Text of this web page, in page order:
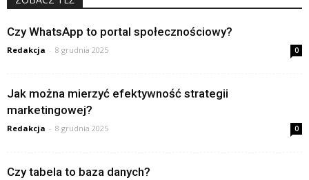
Czy WhatsApp to portal społecznościowy?
Redakcja - 8 grudnia 2025 0
Jak można mierzyć efektywność strategii
marketingowej?
Redakcja - 8 grudnia 2025 0
Czy tabela to baza danych?